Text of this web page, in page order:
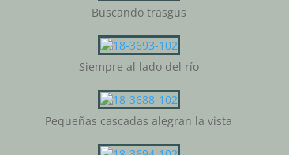
Buscando trasgus
Siempre al lado del río
Pequeñas cascadas alegran la vista